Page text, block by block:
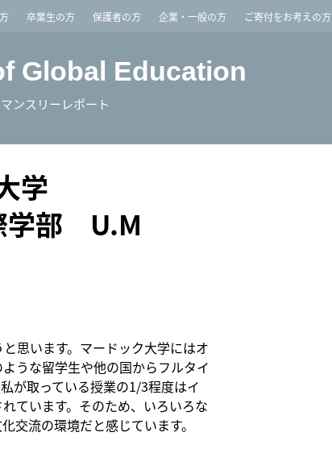
卒業生の方 保護者の方 企業・一般の方 ご寄付をお考えの方
Global Education
ンスリーレポート
学
学部 U.M
思います。マードック大学にはオ
うな留学生や他の国からフルタイ
が取っている授業の1/3程度はイ
ています。そのため、いろいろな
交流の環境だと感じています。